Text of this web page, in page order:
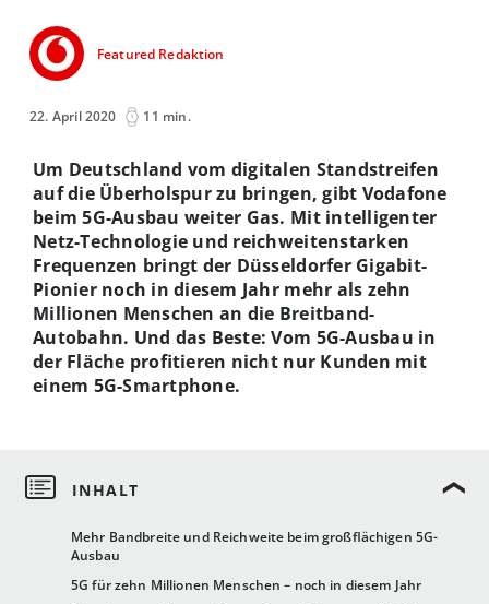
Featured Redaktion
22. April 2020 11 min.
Mehr Bandbreite und Reichweite beim großflächigen 5G-
Ausbau
5G für zehn Millionen Menschen – noch in diesem Jahr
Um Deutschland vom digitalen Standstreifen
auf die Überholspur zu bringen, gibt Vodafone
beim 5G-Ausbau weiter Gas. Mit intelligenter
Netz-Technologie und reichweitenstarken
Frequenzen bringt der Düsseldorfer Gigabit-
Pionier noch in diesem Jahr mehr als zehn
Millionen Menschen an die Breitband-
Autobahn. Und das Beste: Vom 5G-Ausbau in
der Fläche profitieren nicht nur Kunden mit
einem 5G-Smartphone.